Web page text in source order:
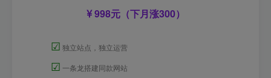
998元（下月涨300）
☑ 独立站点，独立运营
☑ 一条龙搭建同款网站